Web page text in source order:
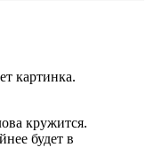
картинка.
кружится.
будет в